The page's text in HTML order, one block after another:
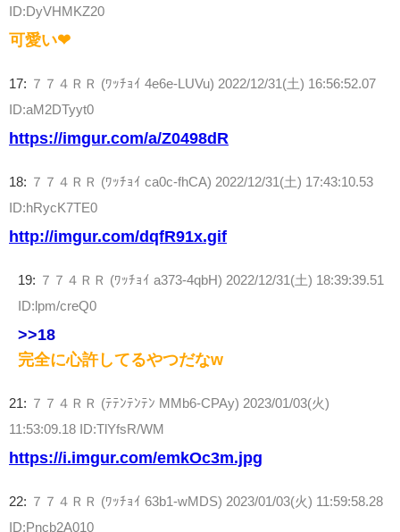
ID:DyVHMKZ20
可愛い❤
17: ７７４ＲＲ (ﾜｯﾁｮｲ 4e6e-LUVu) 2022/12/31(土) 16:56:52.07
ID:aM2DTyyt0
https://imgur.com/a/Z0498dR
18: ７７４ＲＲ (ﾜｯﾁｮｲ ca0c-fhCA) 2022/12/31(土) 17:43:10.53
ID:hRycK7TE0
http://imgur.com/dqfR91x.gif
19: ７７４ＲＲ (ﾜｯﾁｮｲ a373-4qbH) 2022/12/31(土) 18:39:39.51
ID:lpm/creQ0
>>18
完全に心許してるやつだなw
21: ７７４ＲＲ (ﾃﾃﾝﾃﾝﾃﾝ MMb6-CPAy) 2023/01/03(火)
11:53:09.18 ID:TlYfsR/WM
https://i.imgur.com/emkOc3m.jpg
22: ７７４ＲＲ (ﾜｯﾁｮｲ 63b1-wMDS) 2023/01/03(火) 11:59:58.28
ID:Pncb2A010